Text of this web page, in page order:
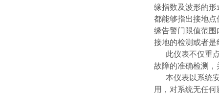
缘指数及波形的
都能够指出接地
缘告警门限值范
接地的检测或者
此仪表不仅重点
故障的准确检测
本仪表以系统安
用，对系统无任何